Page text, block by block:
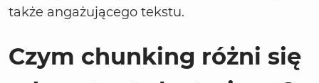
także angażującego tekstu.
Czym chunking różni się